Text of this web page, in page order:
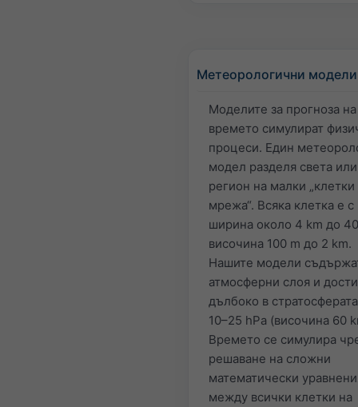
Метеорологични модели
Моделите за прогноза на
времето симулират
процеси. Един
модел разделя света
регион на малки „клетки
мрежа“. Всяка клетка е с
ширина около 4 km до
височина 100 m до 2 km.
Нашите модели
атмосферни слоя и
дълбоко в
10–25 hPa (височина 60
Времето се симулира
решаване на сложни
математически
между всички клетки на